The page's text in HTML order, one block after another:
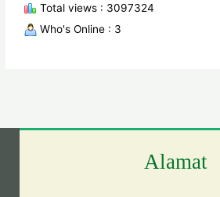
Total views : 3097324
Who's Online : 3
Alamat